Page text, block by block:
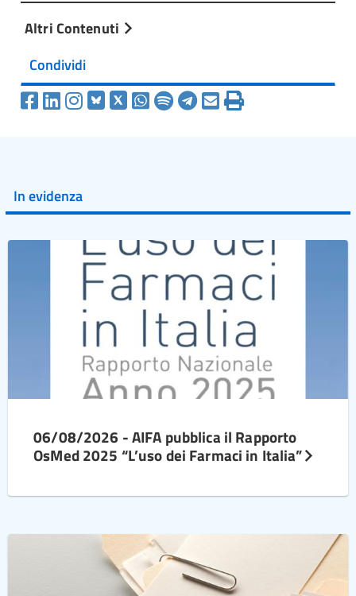
Altri Contenuti
Condividi
In evidenza
06/08/2026 - AIFA pubblica il Rapporto
OsMed 2025 “L’uso dei Farmaci in Italia”